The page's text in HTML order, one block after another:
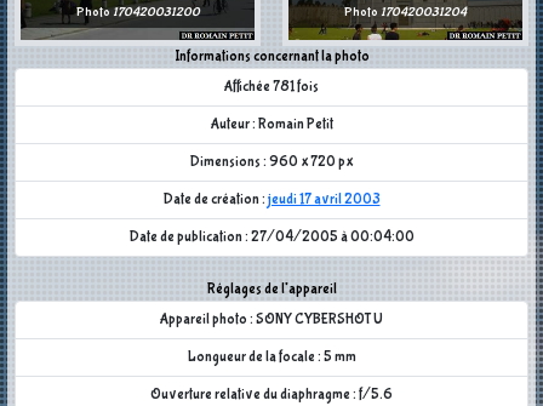
Photo 170420031200
Informations concernant la photo
Affichée 781 fois
Auteur : Romain Petit
Dimensions : 960 x 720 px
Date de création : jeudi 17 avril 2003
Date de publication : 27/04/2005 à 00:04:00
Réglages de l'appareil
Appareil photo : SONY CYBERSHOT U
Longueur de la focale : 5 mm
Ouverture relative du diaphragme : f/5.6
Photo 170420031204